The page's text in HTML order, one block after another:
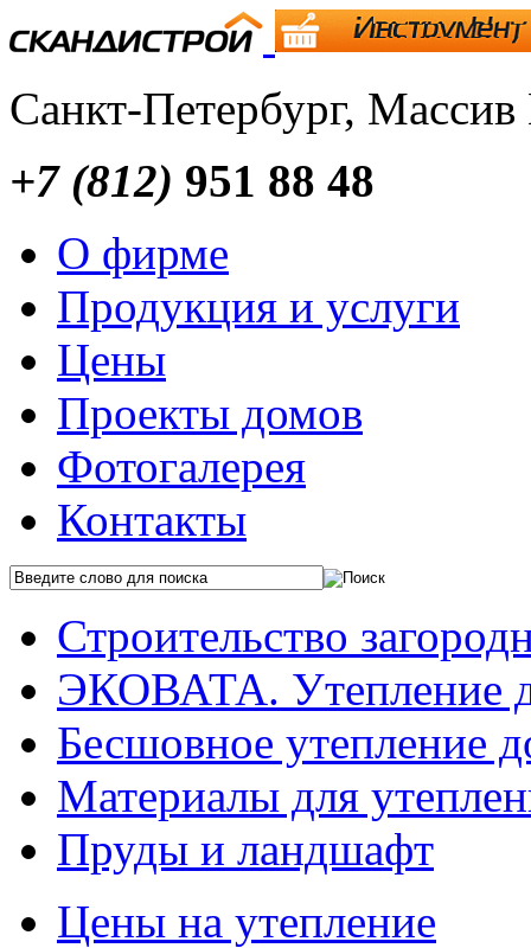
Санкт-Петербург,
+7 (812) 951 88 48
О фирме
Продукция и услуги
Цены
Проекты домов
Фотогалерея
Контакты
Строительство
ЭКОВАТА. Утепление
Бесшовное утепление
Материалы для
Пруды и ландшафт
Цены на утепление